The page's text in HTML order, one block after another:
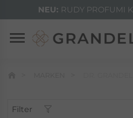
NEU: RUDY PROFUMI
Filter